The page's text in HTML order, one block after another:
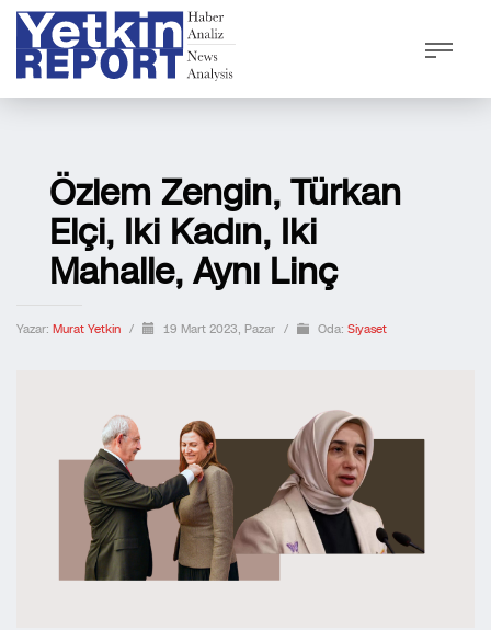
Özlem Zengin, Türkan
Elçi, Iki Kadın, Iki
Mahalle, Aynı Linç
Yazar: Murat Yetkin / 19 Mart 2023, Pazar / Oda: Siyaset